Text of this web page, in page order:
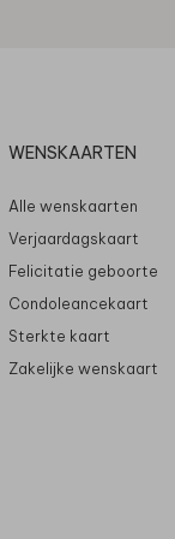
WENSKAARTEN
Alle wenskaarten
Verjaardagskaart
Felicitatie geboorte
Condoleancekaart
Sterkte kaart
Zakelijke wenskaart